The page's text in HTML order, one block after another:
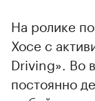
На ролике
Хосе с
Driving». Во
постоянно